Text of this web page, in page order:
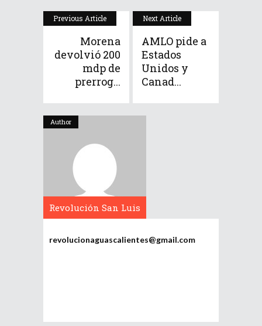
Previous Article
Morena
devolvió 200
mdp de
prerrog...
Next Article
AMLO pide a
Estados
Unidos y
Canad...
Author
Revolución San Luis
revolucionaguascalientes@gmail.com